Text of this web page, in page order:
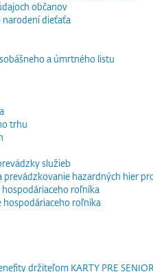
občanov
narodení dieťaťa
a úmrtného listu
trhu
služieb
prevádzkovanie hazardných hier
roľníka
hospodáriaceho roľníka
držiteľom KARTY PRE